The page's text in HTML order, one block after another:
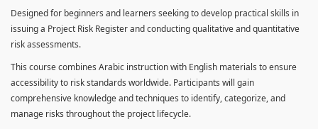
Designed for beginners and learners seeking to develop practical skills in
issuing a Project Risk Register and conducting qualitative and quantitative
risk assessments.
This course combines Arabic instruction with English materials to ensure
accessibility to risk standards worldwide. Participants will gain
comprehensive knowledge and techniques to identify, categorize, and
manage risks throughout the project lifecycle.